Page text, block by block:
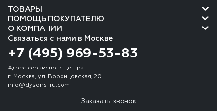
ТОВАРЫ
ПОМОЩЬ ПОКУПАТЕЛЮ
О КОМПАНИИ
Связаться с нами в Москве
+7 (495) 969-53-83
Адрес сервисного центра:
г. Москва, ул. Воронцовская, 20
info@dysons-ru.com
Заказать звонок